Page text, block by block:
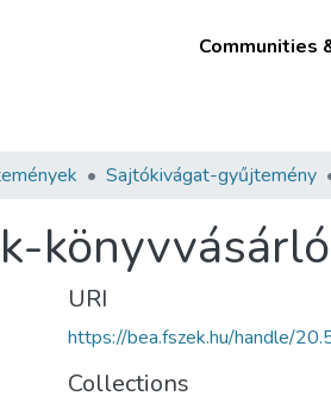
Communities
Sajtókivágat-gyűjtemény
URI
https://bea.fszek.hu/handle/
Collections